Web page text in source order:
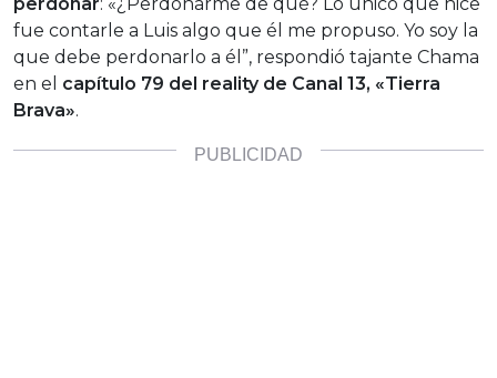
perdonar: «¿Perdonarme de qué? Lo único que hice
fue contarle a Luis algo que él me propuso. Yo soy la
que debe perdonarlo a él”, respondió tajante Chama
en el capítulo 79 del reality de Canal 13, «Tierra
Brava».